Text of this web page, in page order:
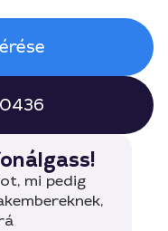
mi pedig